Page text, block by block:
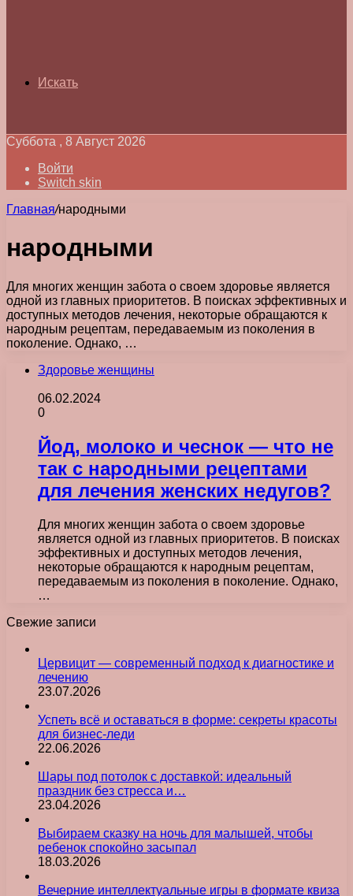
Искать
Суббота , 8 Август 2026
Войти
Switch skin
Главная/народными
народными
Для многих женщин забота о своем здоровье является
одной из главных приоритетов. В поисках эффективных и
доступных методов лечения, некоторые обращаются к
народным рецептам, передаваемым из поколения в
поколение. Однако, …
Здоровье женщины
06.02.2024
0
Йод, молоко и чеснок — что не
так с народными рецептами
для лечения женских недугов?
Для многих женщин забота о своем здоровье
является одной из главных приоритетов. В поисках
эффективных и доступных методов лечения,
некоторые обращаются к народным рецептам,
передаваемым из поколения в поколение. Однако,
…
Свежие записи
Цервицит — современный подход к диагностике и
лечению
23.07.2026
Успеть всё и оставаться в форме: секреты красоты
для бизнес-леди
22.06.2026
Шары под потолок с доставкой: идеальный
праздник без стресса и…
23.04.2026
Выбираем сказку на ночь для малышей, чтобы
ребенок спокойно засыпал
18.03.2026
Вечерние интеллектуальные игры в формате квиза